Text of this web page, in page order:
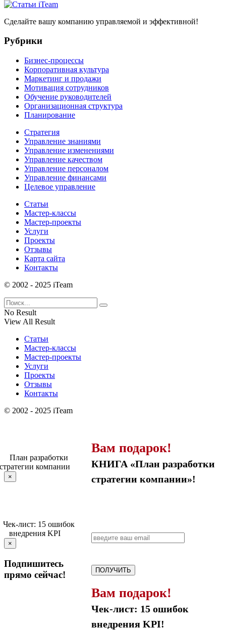
Сделайте вашу компанию управляемой и эффективной!
Рубрики
Бизнес-процессы
Корпоративная культура
Маркетинг и продажи
Мотивация сотрудников
Обучение руководителей
Организационная структура
Планирование
Стратегия
Управление знаниями
Управление изменениями
Управление качеством
Управление персоналом
Управление финансами
Целевое управление
Статьи
Мастер-классы
Мастер-проекты
Услуги
Проекты
Отзывы
Карта сайта
Контакты
© 2002 - 2025 iTeam
No Result
View All Result
Статьи
Мастер-классы
Мастер-проекты
Услуги
Проекты
Отзывы
Контакты
© 2002 - 2025 iTeam
Вам подарок!
КНИГА «План разработки
стратегии компании»!
ПОЛУЧИТЬ
×
Вам подарок!
Чек-лист: 15 ошибок
внедрения KPI!
×
Подпишитесь
прямо сейчас!